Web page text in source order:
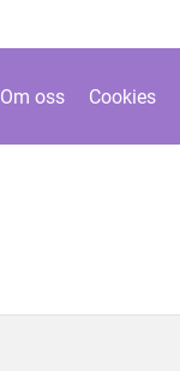
Om oss Cookies